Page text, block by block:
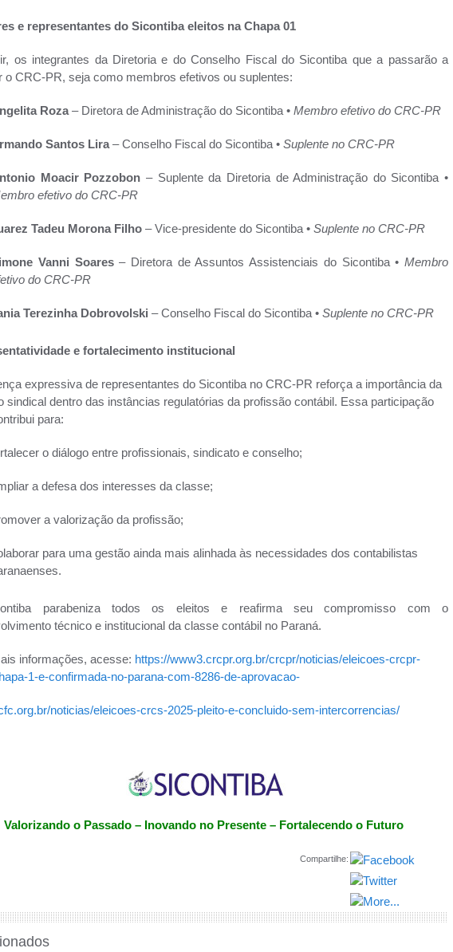
e representantes do Sicontiba eleitos na Chapa 01
os integrantes da Diretoria e do Conselho Fiscal do Sicontiba que a passarão a
o CRC-PR, seja como membros efetivos ou suplentes:
Roza– Diretora de Administração do Sicontiba •Membro efetivo do CRC-PR
Santos Lira– Conselho Fiscal do Sicontiba •Suplente no CRC-PR
Moacir Pozzobon – Suplente da Diretoria de Administração do Sicontiba •
efetivo do CRC-PR
Tadeu Morona Filho – Vice-presidente do Sicontiba •Suplente no CRC-PR
Vanni Soares– Diretora de Assuntos Assistenciais do Sicontiba •Membro
do CRC-PR
Terezinha Dobrovolski – Conselho Fiscal do Sicontiba •Suplente no CRC-PR
e fortalecimento institucional
expressiva de representantes do Sicontiba no CRC-PR reforça a importância da
sindical dentro das instâncias regulatórias da profissão contábil. Essa participação
para:
o diálogo entre profissionais, sindicato e conselho;
a defesa dos interesses da classe;
a valorização da profissão;
para uma gestão ainda mais alinhada às necessidades dos contabilistas
parabeniza todos os eleitos e reafirma seu compromisso com o
técnico e institucional da classe contábil no Paraná.
informações, acesse: https://www3.crcpr.org.br/crcpr/noticias/eleicoes-crcpr-
1-e-confirmada-no-parana-com-8286-de-aprovacao-
noticias/eleicoes-crcs-2025-pleito-e-concluido-sem-intercorrencias/
Valorizando o Passado – Inovando no Presente – Fortalecendo o Futuro
Compartilhe: